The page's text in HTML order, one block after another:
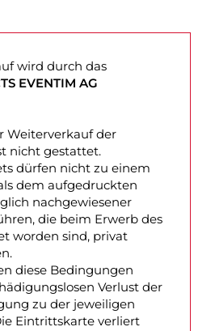
wird durch das
EVENTIM AG
Weiterverkauf der
nicht gestattet.
dürfen nicht zu einem
dem aufgedruckten
nachgewiesener
die beim Erwerb des
worden sind, privat
diese Bedingungen
Verlust der
zu der jeweiligen
Eintrittskarte verliert